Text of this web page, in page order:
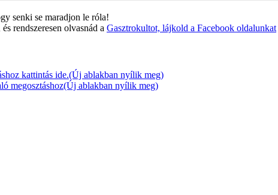
senki se maradjon le róla!
rendszeresen olvasnád a Gasztrokultot, lájkold a Facebook oldalunkat
kattintás ide.(Új ablakban nyílik meg)
megosztáshoz(Új ablakban nyílik meg)